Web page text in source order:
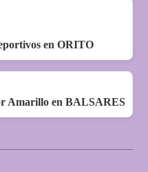
en ORITO
Amarillo en BALSARES